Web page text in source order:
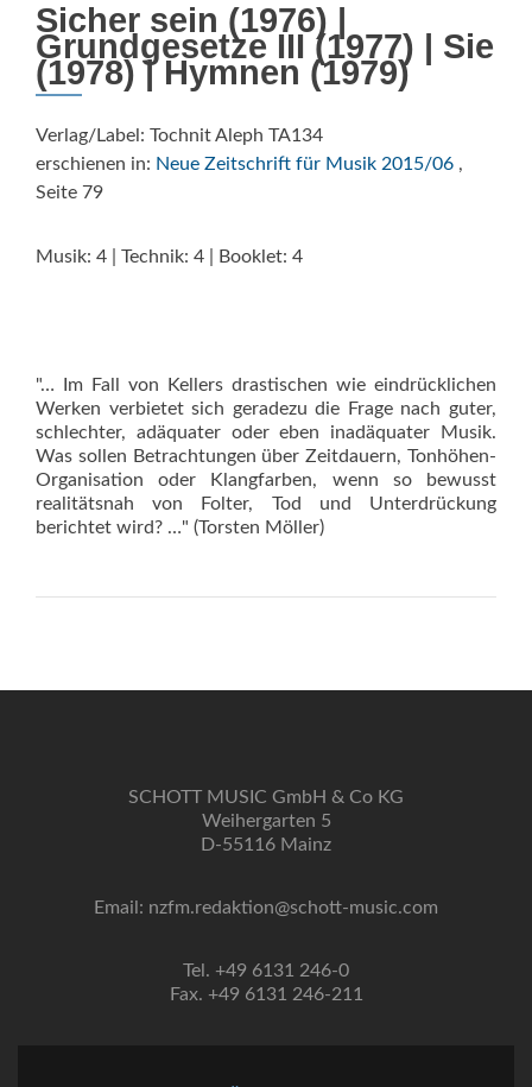
Sicher sein (1976) |
Grundgesetze III (1977) | Sie
(1978) | Hymnen (1979)
Verlag/Label: Tochnit Aleph TA134
erschienen in: Neue Zeitschrift für Musik 2015/06 ,
Seite 79
Musik: 4 | Technik: 4 | Booklet: 4
"… Im Fall von Kellers drastischen wie eindrücklichen
Werken verbietet sich geradezu die Frage nach guter,
schlechter, adäquater oder eben inadäquater Musik.
Was sollen Betrachtungen über Zeitdauern, Tonhöhen-
Orga­nisation oder Klangfarben, wenn so bewusst
realitätsnah von Folter, Tod und Unterdrückung
berichtet wird? …" (Torsten Möller)
SCHOTT MUSIC GmbH & Co KG
Weihergarten 5
D-55116 Mainz
Email: nzfm.redaktion@schott-music.com
Tel. +49 6131 246-0
Fax. +49 6131 246-211